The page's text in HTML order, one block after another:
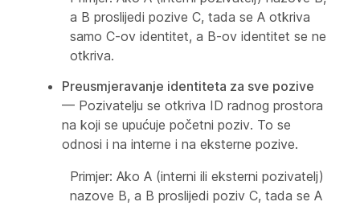
a B proslijedi pozive C, tada se A otkriva
samo C-ov identitet, a B-ov identitet se ne
otkriva.
Preusmjeravanje identiteta za sve pozive
— Pozivatelju se otkriva ID radnog prostora
na koji se upućuje početni poziv. To se
odnosi i na interne i na eksterne pozive.
Primjer: Ako A (interni ili eksterni pozivatelj)
nazove B, a B proslijedi poziv C, tada se A